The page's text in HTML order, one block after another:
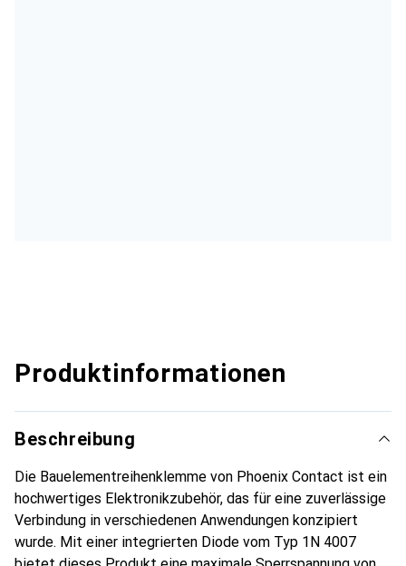
Produktinformationen
Beschreibung
Die Bauelementreihenklemme von Phoenix Contact ist ein
hochwertiges Elektronikzubehör, das für eine zuverlässige
Verbindung in verschiedenen Anwendungen konzipiert
wurde. Mit einer integrierten Diode vom Typ 1N 4007